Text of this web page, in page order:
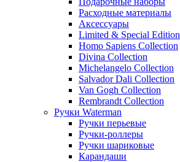
Расходные материалы
Аксессуары
Limited & Special Edition
Homo Sapiens Collection
Divina Collection
Michelangelo Collection
Salvador Dali Collection
Van Gogh Collection
Rembrandt Collection
Ручки Waterman
Ручки перьевые
Ручки-роллеры
Ручки шариковые
Карандаши